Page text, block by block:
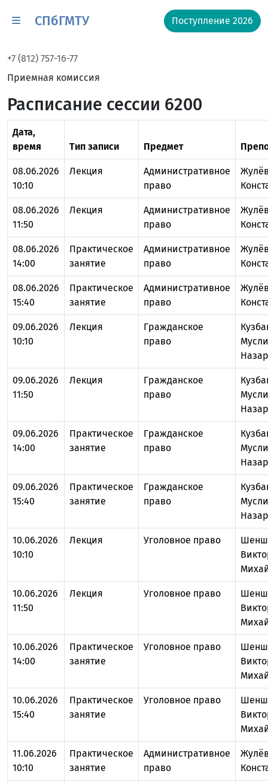
СПбГМТУ Поступление 2026
+7 (812) 757-16-77
Приемная комиссия
Расписание сессии 6200
Дата,
время
Тип записи Предмет
08.06.2026
10:10
Лекция
Административное
право
08.06.2026
11:50
Лекция
Административное
право
08.06.2026
14:00
Практическое
занятие
Административное
право
08.06.2026
15:40
Практическое
занятие
Административное
право
09.06.2026
10:10
Лекция
Гражданское
право
09.06.2026
11:50
Лекция
Гражданское
право
09.06.2026
14:00
Практическое
занятие
Гражданское
право
09.06.2026
15:40
Практическое
занятие
Гражданское
право
10.06.2026
10:10
Лекция Уголовное право
10.06.2026
11:50
Лекция Уголовное право
10.06.2026
14:00
Практическое
занятие
Уголовное право
10.06.2026
15:40
Практическое
занятие
Уголовное право
11.06.2026
10:10
Практическое
занятие
Административное
право